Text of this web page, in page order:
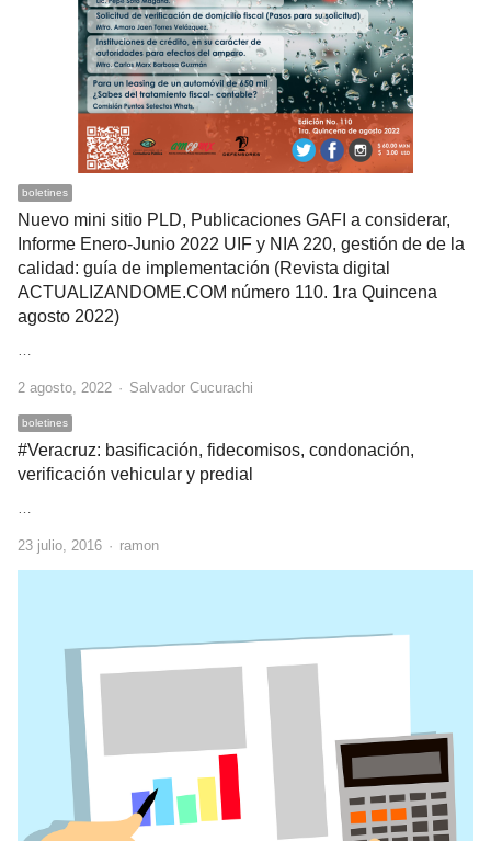
boletines
Nuevo mini sitio PLD, Publicaciones GAFI a considerar,
Informe Enero-Junio 2022 UIF y NIA 220, gestión de de la
calidad: guía de implementación (Revista digital
ACTUALIZANDOME.COM número 110. 1ra Quincena
agosto 2022)
…
2 agosto, 2022 Author
Salvador Cucurachi
boletines
#Veracruz: basificación, fidecomisos, condonación,
verificación vehicular y predial
…
23 julio, 2016 Author
ramon